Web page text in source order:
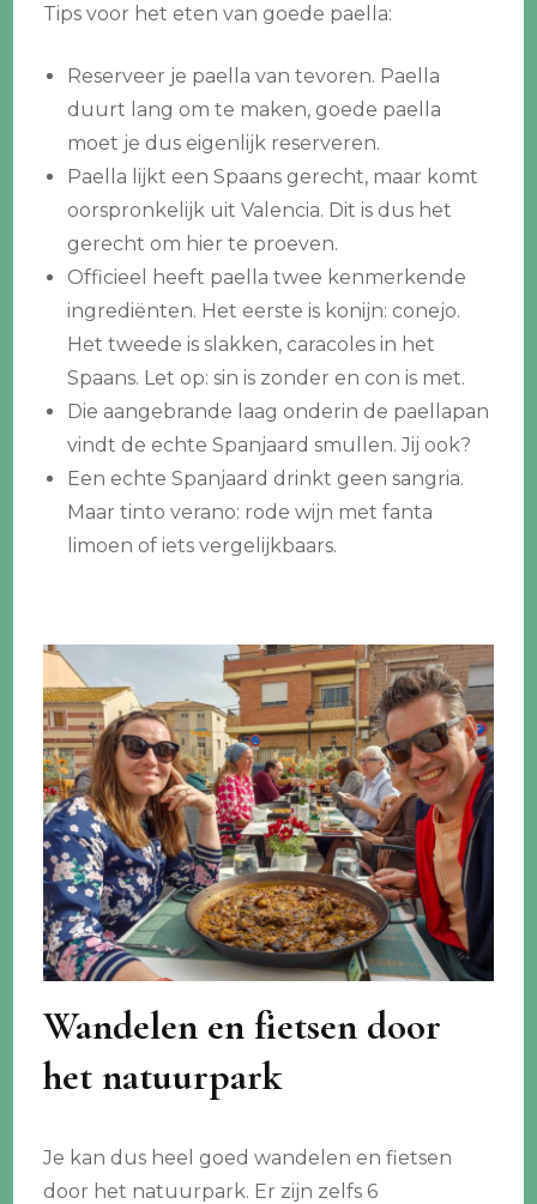
Tips voor het eten van goede paella:
Reserveer je paella van tevoren. Paella
duurt lang om te maken, goede paella
moet je dus eigenlijk reserveren.
Paella lijkt een Spaans gerecht, maar komt
oorspronkelijk uit Valencia. Dit is dus het
gerecht om hier te proeven.
Officieel heeft paella twee kenmerkende
ingrediënten. Het eerste is konijn: conejo.
Het tweede is slakken, caracoles in het
Spaans. Let op: sin is zonder en con is met.
Die aangebrande laag onderin de paellapan
vindt de echte Spanjaard smullen. Jij ook?
Een echte Spanjaard drinkt geen sangria.
Maar tinto verano: rode wijn met fanta
limoen of iets vergelijkbaars.
Wandelen en fietsen door
het natuurpark
Je kan dus heel goed wandelen en fietsen
door het natuurpark. Er zijn zelfs 6